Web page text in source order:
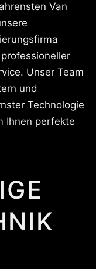
Van
Unser Team
und
Technologie
Ihnen perfekte